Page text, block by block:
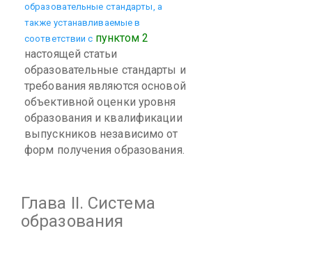
образовательные стандарты, а
также устанавливаемые в
соответствии с пунктом 2
настоящей статьи
образовательные стандарты и
требования являются основой
объективной оценки уровня
образования и квалификации
выпускников независимо от
форм получения образования.
Глава II. Система
образования